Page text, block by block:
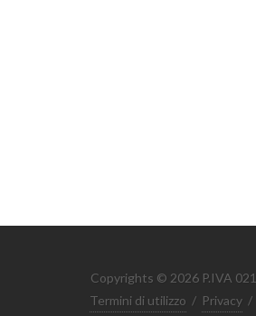
Copyrights © 2026 P.IVA
Termini di utilizzo / Privacy /